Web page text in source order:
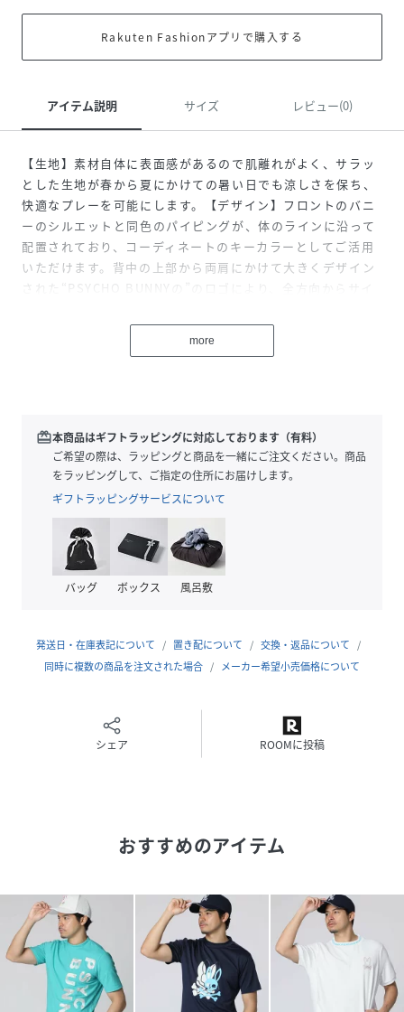
Rakuten Fashionアプリで購入する
アイテム説明 サイズ レビュー(0)
【生地】素材自体に表面感があるので肌離れがよく、サラッ
とした生地が春から夏にかけての暑い日でも涼しさを保ち、
快適なプレーを可能にします。【デザイン】フロントのバニ
ーのシルエットと同色のパイピングが、体のラインに沿って
配置されており、コーディネートのキーカラーとしてご活用
いただけます。背中の上部から両肩にかけて大きくデザイン
された“PSYCHO BUNNYの”のロゴにより、全方向からサイ
です。お手持ちのパーカーなどの下に重ね着しても涼しく着
用でき、首元のロゴがアクセントとなります。ウィメンズモ
性別タイプ メンズ
原産国 -
表地:
ポリエステル90%,, ポリウレタン10%,, パイピン
グ部分:
ポリエステル92%,, ポリウレタン8%
品番
NX0939_151554GF566
more
redeem本商品はギフトラッピングに対応しております（有料）
ご希望の際は、ラッピングと商品を一緒にご注文ください。商品
をラッピングして、ご指定の住所にお届けします。
ギフトラッピングサービスについて
バッグ ボックス 風呂敷
発送日・在庫表記について 置き配について
交換・返品について
同時に複数の商品を注文された場合
メーカー希望小売価格について
シェア ROOMに投稿
おすすめのアイテム